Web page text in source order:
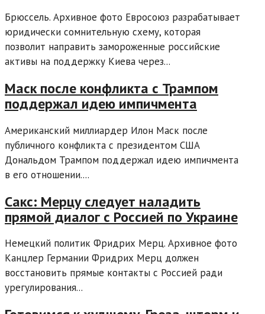
Брюссель. Архивное фото Евросоюз разрабатывает
юридически сомнительную схему, которая
позволит направить замороженные российские
активы на поддержку Киева через...
Маск после конфликта с Трампом
поддержал идею импичмента
Американский миллиардер Илон Маск после
публичного конфликта с президентом США
Дональдом Трампом поддержал идею импичмента
в его отношении....
Сакс: Мерцу следует наладить
прямой диалог с Россией по Украине
Немецкий политик Фридрих Мерц. Архивное фото
Канцлер Германии Фридрих Мерц должен
восстановить прямые контакты с Россией ради
урегулирования...